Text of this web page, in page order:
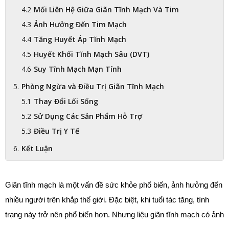
Mối Liên Hệ Giữa Giãn Tĩnh Mạch Và Tim
Ảnh Hưởng Đến Tim Mạch
Tăng Huyết Áp Tĩnh Mạch
Huyết Khối Tĩnh Mạch Sâu (DVT)
Suy Tĩnh Mạch Mạn Tính
Phòng Ngừa và Điều Trị Giãn Tĩnh Mạch
Thay Đổi Lối Sống
Sử Dụng Các Sản Phẩm Hỗ Trợ
Điều Trị Y Tế
Kết Luận
Giãn tĩnh mạch là một vấn đề sức khỏe phổ biến, ảnh hưởng đến
nhiều người trên khắp thế giới. Đặc biệt, khi tuổi tác tăng, tình
trạng này trở nên phổ biến hơn. Nhưng liệu giãn tĩnh mạch có ảnh